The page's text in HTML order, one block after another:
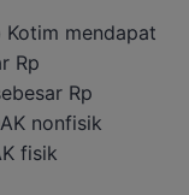
Kotim mendapat
Rp
Rp
nonfisik
fisik